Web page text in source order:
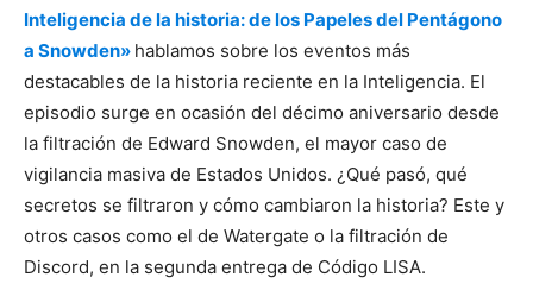
Inteligencia de la historia: de los Papeles del Pentágono
a Snowden» hablamos sobre los eventos más
destacables de la historia reciente en la Inteligencia. El
episodio surge en ocasión del décimo aniversario desde
la filtración de Edward Snowden, el mayor caso de
vigilancia masiva de Estados Unidos. ¿Qué pasó, qué
secretos se filtraron y cómo cambiaron la historia? Este y
otros casos como el de Watergate o la filtración de
Discord, en la segunda entrega de Código LISA.